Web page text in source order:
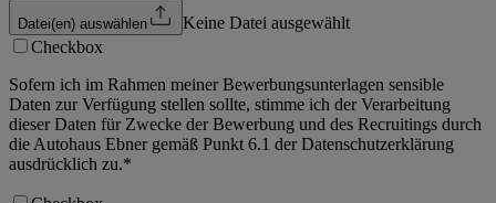
Datei(en) auswählen
Keine Datei ausgewählt
Checkbox
Sofern ich im Rahmen meiner Bewerbungsunterlagen sensible
Daten zur Verfügung stellen sollte, stimme ich der Verarbeitung
dieser Daten für Zwecke der Bewerbung und des Recruitings durch
die Autohaus Ebner gemäß Punkt 6.1 der Datenschutzerklärung
ausdrücklich zu.*